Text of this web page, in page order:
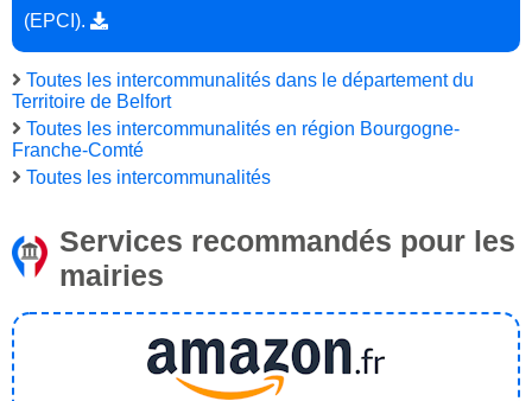
(EPCI).
Toutes les intercommunalités dans le département du
Territoire de Belfort
Toutes les intercommunalités en région Bourgogne-
Franche-Comté
Toutes les intercommunalités
Services recommandés pour les
mairies